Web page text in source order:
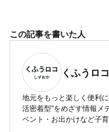
この記事を書いた人
くふうロ
地元をもっと楽しく便利
活密着型"をめざす情報メ
ベント・お出かけなど子